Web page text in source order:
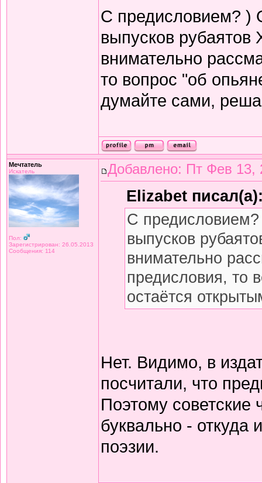
С предисловием? )
выпусков рубаятов
внимательно
то вопрос "об
думайте сами,
Мечтатель
Искатель
Пол:
Зарегистрирован: 26.05.2013
Сообщения: 114
Добавлено: Пт Фев 13,
Elizabet
С
выпусков
внимательно
предисловия, то
остаётся
Нет. Видимо, в
посчитали, что
Поэтому советские
буквально -
поэзии.